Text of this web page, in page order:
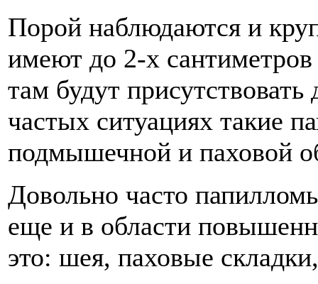
Порой наблюдаются и
имеют до 2-х
там будут
частых ситуациях такие
подмышечной и паховой
Довольно часто
еще и в области
это: шея, паховые